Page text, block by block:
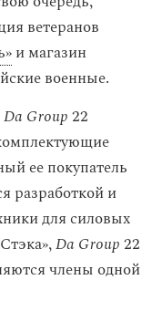
ветеранов
и магазин
военные.
Da Group22
ее покупатель
разработкой и
для силовых
Da Group22
члены одной